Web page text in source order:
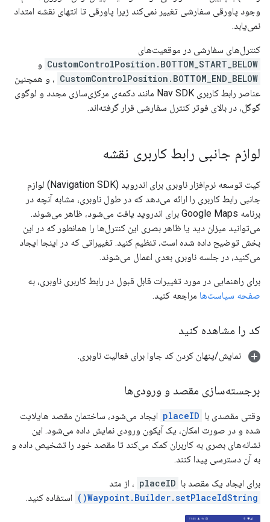
وجود پاورقی سفارشی تغییر نمی‌کند زیرا پاورقی تا انتهای نقشه امتداد
نمی‌یابد.
کنترل‌های سفارشی در موقعیت‌های
CustomControlPosition.BOTTOM_START_BELOW و
CustomControlPosition.BOTTOM_END_BELOW ، و همچنین
عناصر رابط کاربری Nav SDK مانند دکمه‌ی مرکزی‌سازی مجدد و لوگوی
گوگل، در بالای فوتر کنترل سفارشی قرار گرفته‌اند.
لوازم جانبی رابط کاربری نقشه
کیت توسعه نرم‌افزار ناوبری برای اندروید (Navigation SDK) لوازم
جانبی رابط کاربری را ارائه می‌دهد که در طول ناوبری، مشابه آنچه در
برنامه Google Maps برای اندروید یافت می‌شود، ظاهر می‌شوند.
می‌توانید میزان دید یا ظاهر بصری این کنترل‌ها را همانطور که در این
بخش توضیح داده شده است، تنظیم کنید. تغییراتی که در اینجا ایجاد
می‌کنید، در جلسه ناوبری بعدی اعمال می‌شوند.
برای راهنمایی در مورد تغییرات قابل قبول در رابط کاربری ناوبری، به
صفحه سیاست‌ها مراجعه کنید.
کد را مشاهده کنید
نمایش/پنهان کردن کد جاوا برای فعالیت ناوبری.
برجسته‌سازی مقصد و ورودی‌ها
وقتی مقصدی با placeID ایجاد می‌شود، ساختمان مقصد هایلایت
شده و در صورت امکان، یک آیکون ورودی نمایش داده می‌شود. این
نشانه‌های بصری به کاربران کمک می‌کند تا مقصد خود را تشخیص داده و
به آن دسترسی پیدا کنند.
برای ایجاد یک مقصد با placeID ، از متد
Waypoint.Builder.setPlaceIdString()
استفاده کنید.